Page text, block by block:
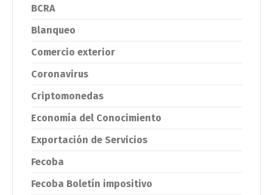
BCRA
Blanqueo
Comercio exterior
Coronavirus
Criptomonedas
Economía del Conocimiento
Exportación de Servicios
Fecoba
Fecoba Boletín impositivo